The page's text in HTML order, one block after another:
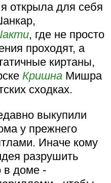
открыла для себя
, где не просто
проходят, а
киртаны,
Кришна Мишра
сходках.
выкупили
у прежнего
Иначе кому
разрушить
в доме -